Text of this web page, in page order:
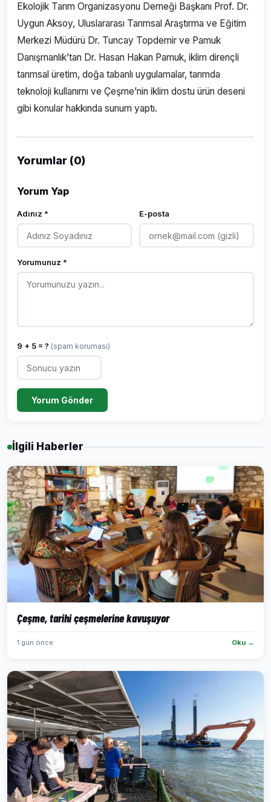
Ekolojik Tarım Organizasyonu Derneği Başkanı Prof. Dr.
Uygun Aksoy, Uluslararası Tarımsal Araştırma ve Eğitim
Merkezi Müdürü Dr. Tuncay Topdemir ve Pamuk
Danışmanlık’tan Dr. Hasan Hakan Pamuk, iklim dirençli
tarımsal üretim, doğa tabanlı uygulamalar, tarımda
teknoloji kullanımı ve Çeşme’nin iklim dostu ürün deseni
gibi konular hakkında sunum yaptı.
Yorumlar (0)
Yorum Yap
Adınız * E-posta
Yorumunuz *
9 + 5 = ? (spam koruması)
Yorum Gönder
İlgili Haberler
Çeşme, tarihi çeşmelerine kavuşuyor
1 gün önce Oku →